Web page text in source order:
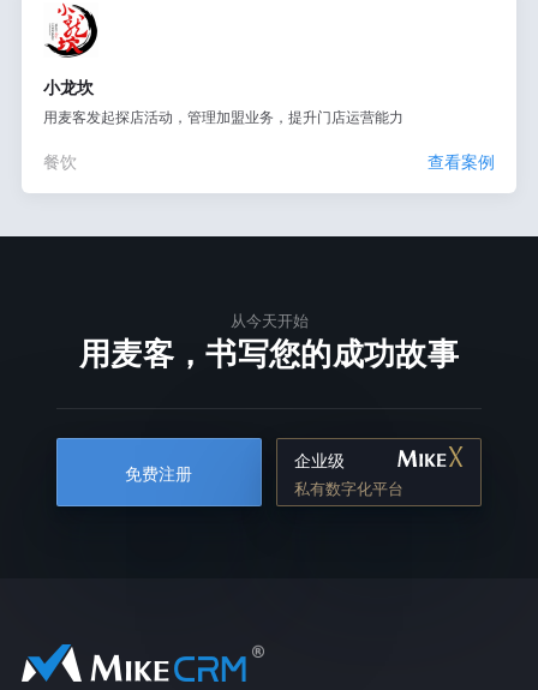
小龙坎
用麦客发起探店活动，管理加盟业务，提升门店运营能力
餐饮 查看案例
从今天开始
用麦客，书写您的成功故事
免费注册
企业级
私有数字化平台